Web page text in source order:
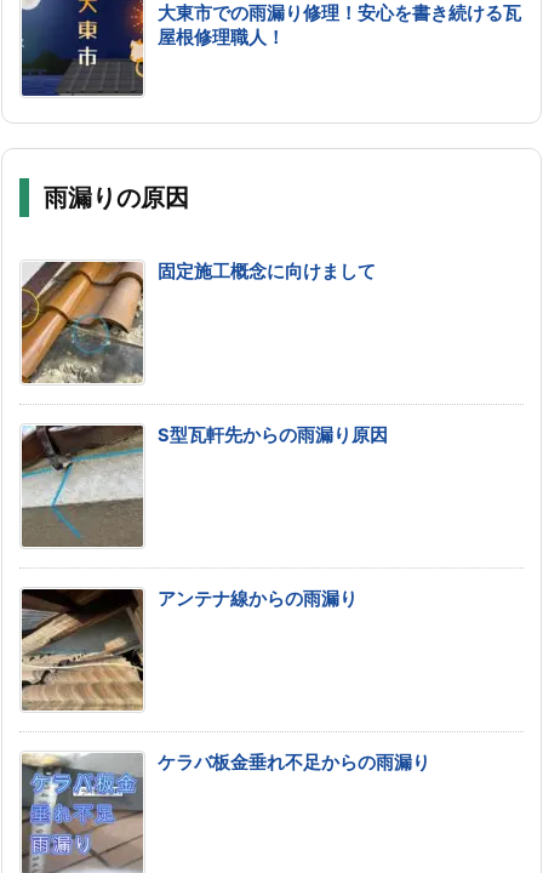
大東市での雨漏り修理！安心を書き続ける瓦
屋根修理職人！
雨漏りの原因
固定施工概念に向けまして
S型瓦軒先からの雨漏り原因
アンテナ線からの雨漏り
ケラバ板金垂れ不足からの雨漏り